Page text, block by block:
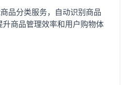
品分类服务，自动识别商品
商品管理效率和用户购物体